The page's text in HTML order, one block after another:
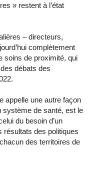
» restent à l’état
– directeurs,
complètement
soins de proximité, qui
débats des
appelle une autre façon
système de santé, est le
du besoin d’un
résultats des politiques
des territoires de